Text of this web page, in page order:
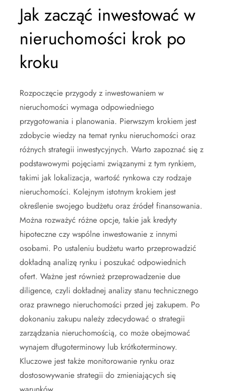
Jak zacząć inwestować w
nieruchomości krok po
kroku
Rozpoczęcie przygody z inwestowaniem w
nieruchomości wymaga odpowiedniego
przygotowania i planowania. Pierwszym krokiem jest
zdobycie wiedzy na temat rynku nieruchomości oraz
różnych strategii inwestycyjnych. Warto zapoznać się z
podstawowymi pojęciami związanymi z tym rynkiem,
takimi jak lokalizacja, wartość rynkowa czy rodzaje
nieruchomości. Kolejnym istotnym krokiem jest
określenie swojego budżetu oraz źródeł finansowania.
Można rozważyć różne opcje, takie jak kredyty
hipoteczne czy wspólne inwestowanie z innymi
osobami. Po ustaleniu budżetu warto przeprowadzić
dokładną analizę rynku i poszukać odpowiednich
ofert. Ważne jest również przeprowadzenie due
diligence, czyli dokładnej analizy stanu technicznego
oraz prawnego nieruchomości przed jej zakupem. Po
dokonaniu zakupu należy zdecydować o strategii
zarządzania nieruchomością, co może obejmować
wynajem długoterminowy lub krótkoterminowy.
Kluczowe jest także monitorowanie rynku oraz
dostosowywanie strategii do zmieniających się